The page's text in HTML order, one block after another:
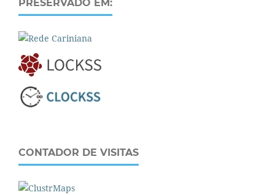
PRESERVADO EM:
CONTADOR DE VISITAS